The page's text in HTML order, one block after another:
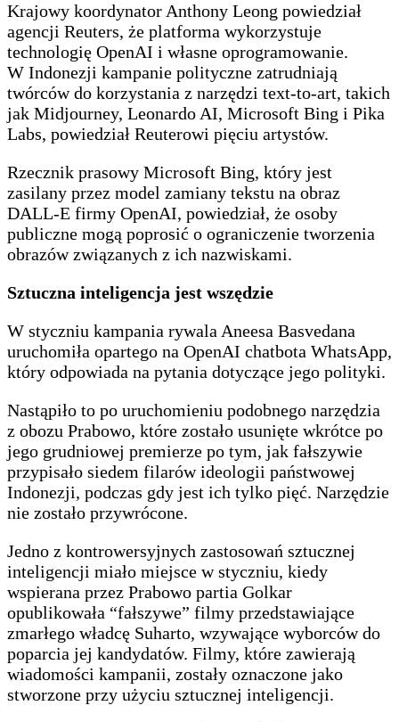
Krajowy koordynator Anthony Leong powiedział
agencji Reuters, że platforma wykorzystuje
technologię OpenAI i własne oprogramowanie.
W Indonezji kampanie polityczne zatrudniają
twórców do korzystania z narzędzi text-to-art, takich
jak Midjourney, Leonardo AI, Microsoft Bing i Pika
Labs, powiedział Reuterowi pięciu artystów.
Rzecznik prasowy Microsoft Bing, który jest
zasilany przez model zamiany tekstu na obraz
DALL-E firmy OpenAI, powiedział, że osoby
publiczne mogą poprosić o ograniczenie tworzenia
obrazów związanych z ich nazwiskami.
Sztuczna inteligencja jest wszędzie
W styczniu kampania rywala Aneesa Basvedana
uruchomiła opartego na OpenAI chatbota WhatsApp,
który odpowiada na pytania dotyczące jego polityki.
Nastąpiło to po uruchomieniu podobnego narzędzia
z obozu Prabowo, które zostało usunięte wkrótce po
jego grudniowej premierze po tym, jak fałszywie
przypisało siedem filarów ideologii państwowej
Indonezji, podczas gdy jest ich tylko pięć. Narzędzie
nie zostało przywrócone.
Jedno z kontrowersyjnych zastosowań sztucznej
inteligencji miało miejsce w styczniu, kiedy
wspierana przez Prabowo partia Golkar
opublikowała “fałszywe” filmy przedstawiające
zmarłego władcę Suharto, wzywające wyborców do
poparcia jej kandydatów. Filmy, które zawierają
wiadomości kampanii, zostały oznaczone jako
stworzone przy użyciu sztucznej inteligencji.